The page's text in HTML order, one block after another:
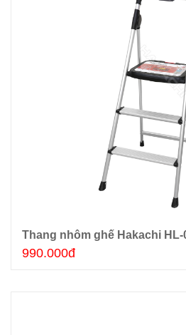
Thêm giỏ
Thang nhôm ghế Hakachi HL-
990.000đ